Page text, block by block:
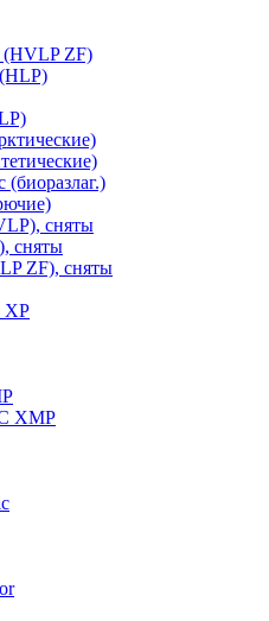
(HVLP ZF)
сняты
сняты
ZF), сняты
XP
XMP